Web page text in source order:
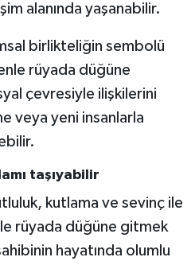
alanında yaşanabilir.
birlikteliğin sembolü
rüyada düğüne
çevresiyle ilişkilerini
veya yeni insanlarla
taşıyabilir
kutlama ve sevinç ile
rüyada düğüne gitmek
hayatında olumlu